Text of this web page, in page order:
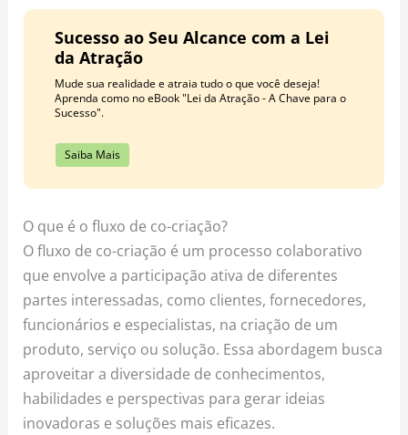
Sucesso ao Seu Alcance com a Lei
da Atração
Mude sua realidade e atraia tudo o que você deseja!
Aprenda como no eBook "Lei da Atração - A Chave para o
Sucesso".
Saiba Mais
O que é o fluxo de co-criação?
O fluxo de co-criação é um processo colaborativo
que envolve a participação ativa de diferentes
partes interessadas, como clientes, fornecedores,
funcionários e especialistas, na criação de um
produto, serviço ou solução. Essa abordagem busca
aproveitar a diversidade de conhecimentos,
habilidades e perspectivas para gerar ideias
inovadoras e soluções mais eficazes.